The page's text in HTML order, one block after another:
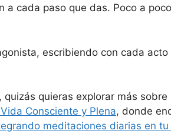
cada paso que das. Poco a
escribiendo con cada
quieras explorar más sobre
Consciente y Plena, donde
meditaciones diarias en